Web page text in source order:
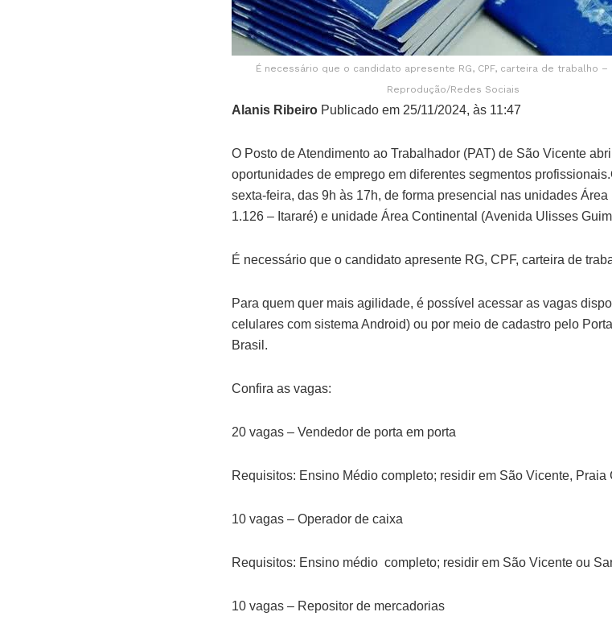
É necessário que o candidato apresente RG, CPF, carteira de trabalho –
Reprodução/Redes Sociais
Alanis Ribeiro Publicado em 25/11/2024, às 11:47
O Posto de Atendimento ao Trabalhador (PAT) de São Vicente
oportunidades de emprego em diferentes segmentos
sexta-feira, das 9h às 17h, de forma presencial nas unidades
1.126 – Itararé) e unidade Área Continental (Avenida Ulisses
É necessário que o candidato apresente RG, CPF, carteira de
Para quem quer mais agilidade, é possível acessar as vagas
celulares com sistema Android) ou por meio de cadastro pelo
Brasil.
Confira as vagas:
20 vagas – Vendedor de porta em porta
Requisitos: Ensino Médio completo; residir em São Vicente,
10 vagas – Operador de caixa
Requisitos: Ensino médio completo; residir em São Vicente ou
10 vagas – Repositor de mercadorias